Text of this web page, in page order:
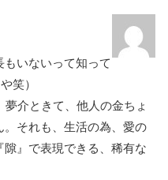
いないって知って
笑）
介ときて、他人の金ちょ
それも、生活の為、愛の
』で表現できる、稀有な